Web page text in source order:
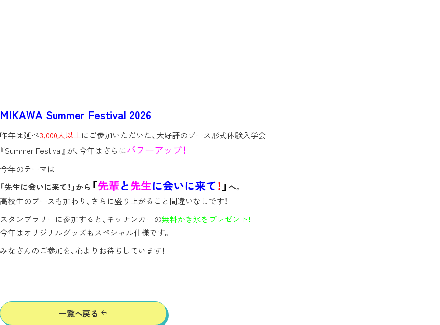
MIKAWA Summer Festival 2026
昨年は延べ3,000人以上 にご参加いただいた、大好評のブース形式体験入学会
『Summer Festival』が、今年はさらにパワーアップ！
今年のテーマは
「先生に会いに来て！」から 「先輩と先生に会いに来て！ 」 へ。
高校生のブースも加わり、さらに盛り上がること間違いなしです！
スタンプラリーに参加すると、キッチンカーの無料かき氷をプレゼント！
今年はオリジナルグッズもスペシャル仕様です。
みなさんのご参加を、心よりお待ちしています！
一覧へ戻る